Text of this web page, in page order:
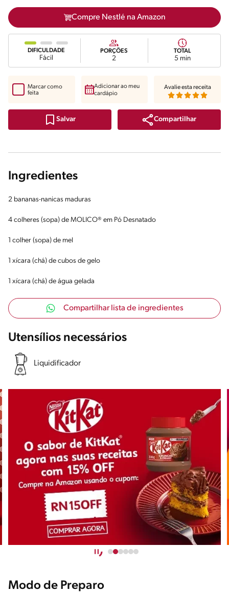
Compre Nestlé na Amazon
DIFICULDADE
Fácil
PORÇÕES
2
TOTAL
5 min
Salvar Compartilhar
Marcar como
feita
Adicionar ao meu
cardápio
Avalie esta receita
Ingredientes
2 bananas-nanicas maduras
4 colheres (sopa) de MOLICO® em Pó Desnatado
1 colher (sopa) de mel
1 xícara (chá) de cubos de gelo
1 xícara (chá) de água gelada
Compartilhar lista de ingredientes
Utensílios necessários
Liquidificador
Modo de Preparo